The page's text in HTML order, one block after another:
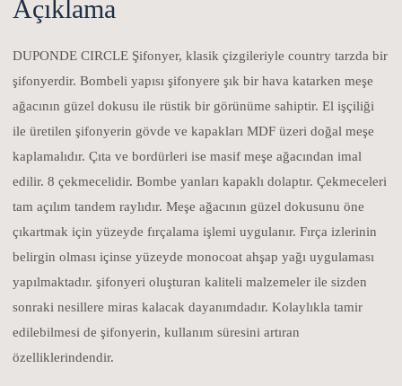
Açıklama
DUPONDE CIRCLE Şifonyer, klasik çizgileriyle country tarzda bir
şifonyerdir. Bombeli yapısı şifonyere şık bir hava katarken meşe
ağacının güzel dokusu ile rüstik bir görünüme sahiptir. El işçiliği
ile üretilen şifonyerin gövde ve kapakları MDF üzeri doğal meşe
kaplamalıdır. Çıta ve bordürleri ise masif meşe ağacından imal
edilir. 8 çekmecelidir. Bombe yanları kapaklı dolaptır. Çekmeceleri
tam açılım tandem raylıdır. Meşe ağacının güzel dokusunu öne
çıkartmak için yüzeyde fırçalama işlemi uygulanır. Fırça izlerinin
belirgin olması içinse yüzeyde monocoat ahşap yağı uygulaması
yapılmaktadır. şifonyeri oluşturan kaliteli malzemeler ile sizden
sonraki nesillere miras kalacak dayanımdadır. Kolaylıkla tamir
edilebilmesi de şifonyerin, kullanım süresini artıran
özelliklerindendir.